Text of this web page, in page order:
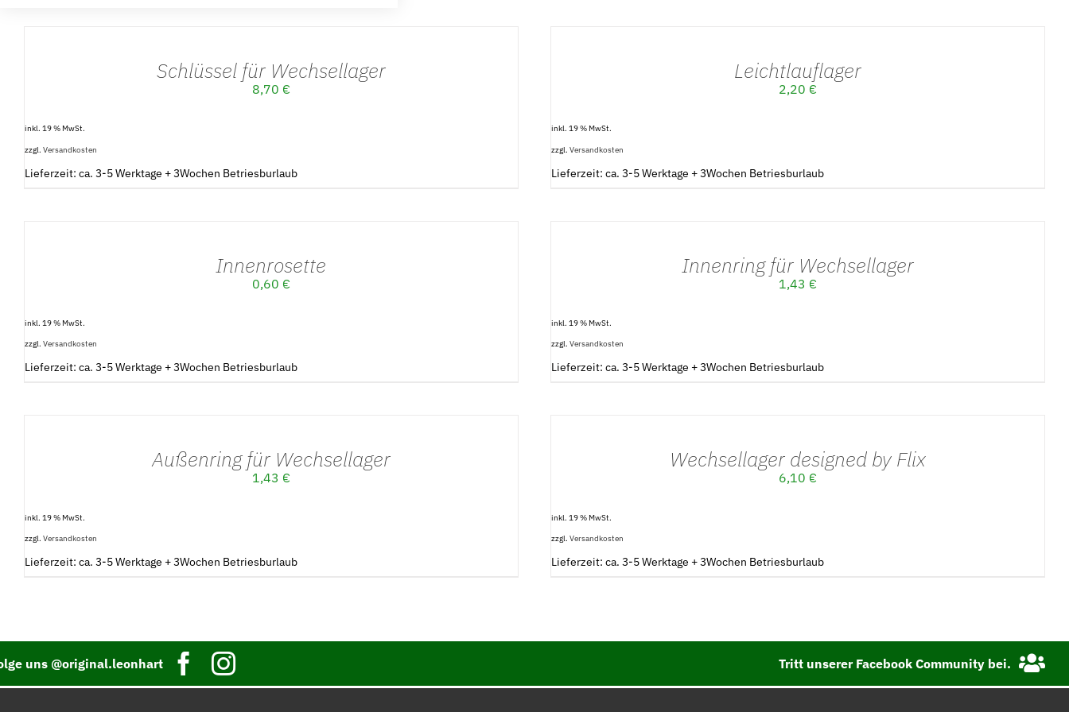
Schlüssel für Wechsellager
8,70 €
inkl. 19 % MwSt.
zzgl. Versandkosten
Lieferzeit: ca. 3-5 Werktage + 3Wochen Betriesburlaub
Leichtlauflager
2,20 €
inkl. 19 % MwSt.
zzgl. Versandkosten
Lieferzeit: ca. 3-5 Werktage + 3Wochen Betriesburlaub
Innenrosette
0,60 €
inkl. 19 % MwSt.
zzgl. Versandkosten
Lieferzeit: ca. 3-5 Werktage + 3Wochen Betriesburlaub
Innenring für Wechsellager
1,43 €
inkl. 19 % MwSt.
zzgl. Versandkosten
Lieferzeit: ca. 3-5 Werktage + 3Wochen Betriesburlaub
Außenring für Wechsellager
1,43 €
inkl. 19 % MwSt.
zzgl. Versandkosten
Lieferzeit: ca. 3-5 Werktage + 3Wochen Betriesburlaub
Wechsellager designed by Flix
6,10 €
inkl. 19 % MwSt.
zzgl. Versandkosten
Lieferzeit: ca. 3-5 Werktage + 3Wochen Betriesburlaub
uns @original.leonhart Tritt unserer Facebook Community bei.